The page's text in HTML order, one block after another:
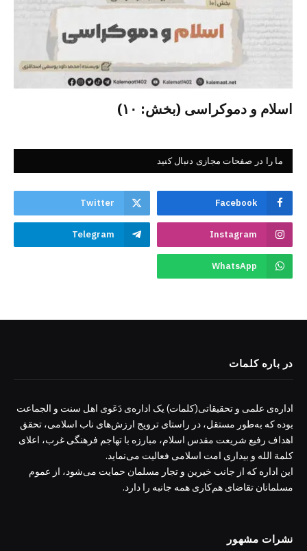
اسلام و دموکراسی (بخش: ۱۰)
ما را در صفحات مجازی دنبال کنید
Facebook
Twitter
Instagram
Telegram
WhatsApp
در باره کلمات
اداره‌ی علمی و تحقیقاتی(کلمات) یک اداره‌ی دَعَوی اهل سنت و الجماعت
بوده که به‌طور مستقل، در راستای ترویج ارزش‌های ناب اسلامی، تحقق
اهداف رفیع شریعت مقدس اسلام، مبارزه با تهاجم فرهنگی غرب، اعلای
کلمة الله و بیداری امت اسلامی فعالیت می‌نماید.
این اداره که از جانب خیرین و تجار مسلمان حمایت می‌شود، از عموم
مسلمانان تقاضای هم‌کاری همه جانبه را دارد.
نشرات مشهور